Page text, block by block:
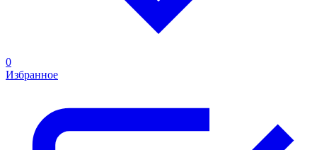
0
Избранное